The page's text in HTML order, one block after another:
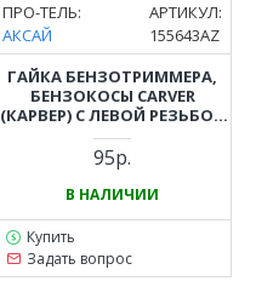
ПРО-ТЕЛЬ:
АКСАЙ
АРТИКУЛ:
155643AZ
ГАЙКА БЕНЗОТРИММЕРА,
БЕНЗОКОСЫ CARVER
(КАРВЕР) С ЛЕВОЙ РЕЗЬБОЙ
M10 ШАГ 1,25
95р.
В НАЛИЧИИ
Купить
Задать вопрос